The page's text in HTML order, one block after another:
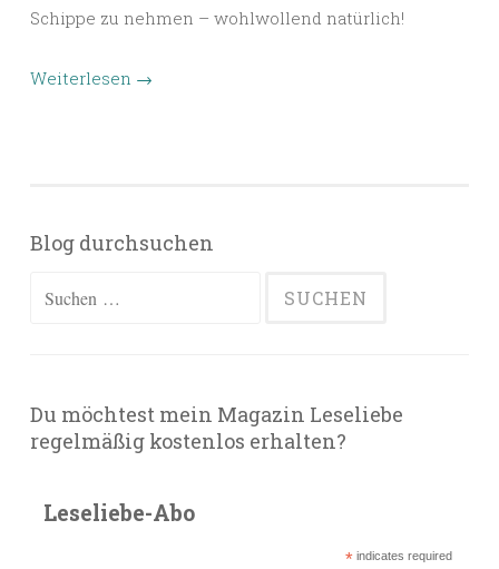
Schippe zu nehmen – wohlwollend natürlich!
Weiterlesen →
Blog durchsuchen
Suchen
Du möchtest mein Magazin Leseliebe
regelmäßig kostenlos erhalten?
Leseliebe-Abo
*indicates required